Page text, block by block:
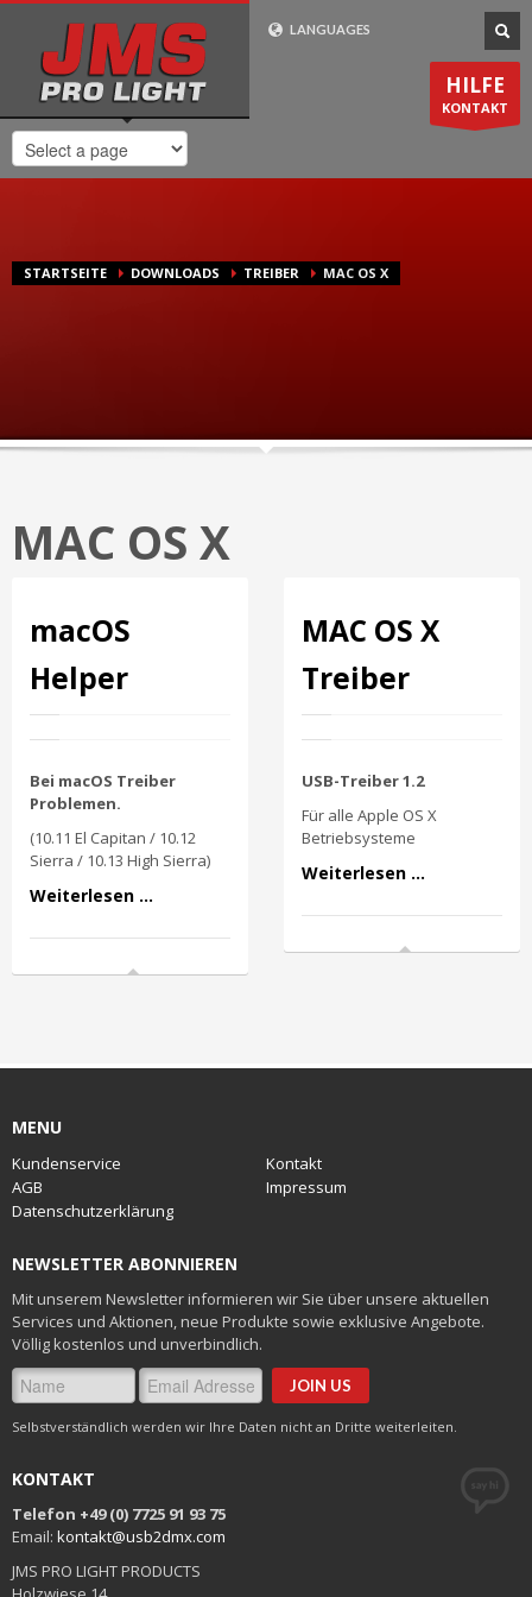
Wie Bestelle Ich?
Gehen Sie zu
unserem
Shop
2
Produkt aus. Zahlen
Sie bei uns sicher und
bequem online.
Werktagen . Innerhalb
Support-Zeiten
LANGUAGES
HILFE
KONTAKT
STARTSEITE DOWNLOADS TREIBER MAC OS X
MAC OS X
macOS
Helper
Bei macOS Treiber
Problemen.
(10.11 El Capitan / 10.12
Sierra / 10.13 High Sierra)
Weiterlesen ...
MAC OS X
Treiber
USB-Treiber 1.2
Für alle Apple OS X
Betriebsysteme
Weiterlesen ...
MENU
Kundenservice
Kontakt
AGB
Impressum
Datenschutzerklärung
NEWSLETTER ABONNIEREN
Mit unserem Newsletter informieren wir Sie über unsere aktuellen
Services und Aktionen, neue Produkte sowie exklusive Angebote.
Völlig kostenlos und unverbindlich.
Selbstverständlich werden wir Ihre Daten nicht an Dritte weiterleiten.
KONTAKT
Telefon +49 (0) 7725 91 93 75
Email: kontakt@usb2dmx.com
JMS PRO LIGHT PRODUCTS